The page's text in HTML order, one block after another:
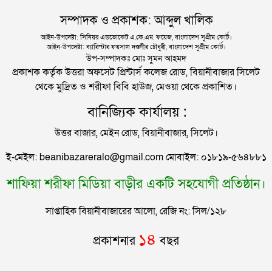
হজ পালনে গিয়ে ১৩ বাংলাদেশির মৃত্যু
হবিগঞ্জে মহাসড়কে ত্রিমুখী সংঘর্ষে প্রাণ গেল ২ জনের
সিলেটে বিদ্যুৎস্পৃষ্টে প্রাণ গেল সিসিক কর্মীর
প্রেমিকের বাড়িতে স্ত্রীর অনশন: দুধ দিয়ে গোসল করে সম্পর্ক
বিচ্ছেদ স্বামীর
রাষ্ট্রপতি নির্বাচনে বিএনপির দুই মনোনয়নপত্র সংগ্রহ
সিলেটের মহাসড়কে ৬ মাসে দুর্ঘটনায় ১১৭ জনের প্রাণহানি
সম্পাদক ও প্রকাশক: আব্দুল খালিক
আইন-উপদেষ্টা: সিনিয়র এডভোকেট এ.কে.এম. ফয়েজ, বাংলাদেশ সুপ্রীম কোর্ট।
আইন-উপদেষ্টা: ব্যারিস্টার ফয়সাল দস্তগীর চৌধুরী, বাংলাদেশ সুপ্রীম কোর্ট।
উপ-সম্পাদকঃ মোঃ সুমন আহমদ
প্রকাশক কর্তৃক উত্তরা অফসেট প্রিন্টার্স কলেজ রোড, বিয়ানীবাজার সিলেট
থেকে মুদ্রিত ও শরীফা বিবি হাউজ, মেওয়া থেকে প্রকাশিত।
বানিজ্যিক কার্যালয় :
উত্তর বাজার, মেইন রোড, বিয়ানীবাজার, সিলেট।
ই-মেইল: beanibazareralo@gmail.com মোবাইল: ০১৮১৯-৫৬৪৮৮১
শাফিয়া শরীফা মিডিয়া বাড়ীর একটি সহযোগী প্রতিষ্ঠান।
সাপ্তাহিক বিয়ানীবাজারের আলো, রেজি নং: সিল/১২৮
প্রকাশনার ১৪ বছর